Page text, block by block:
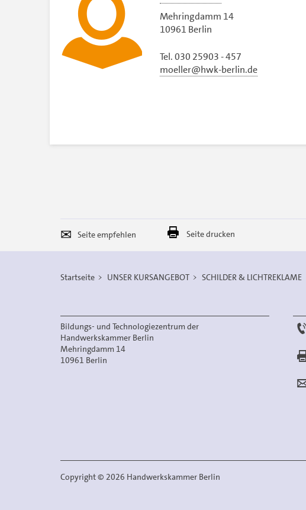
Mehringdamm 14
10961 Berlin
Tel. 030 25903 - 457
moeller@hwk-berlin.de
Seite
empfehlen
Per
Mail
Seite drucken
Startseite UNSER KURSANGEBOT SCHILDER & LICHTREKLAME
Bildungs- und Technologiezentrum der
Handwerkskammer Berlin
Mehringdamm 14
10961 Berlin
Copyright© 2026 Handwerkskammer Berlin